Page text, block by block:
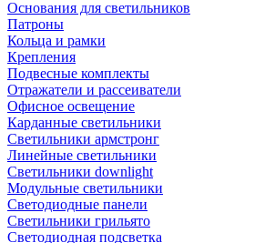
Основания для светильников
Патроны
Кольца и рамки
Крепления
Подвесные комплекты
Отражатели и рассеиватели
Офисное освещение
Карданные светильники
Светильники армстронг
Линейные светильники
Светильники downlight
Модульные светильники
Светодиодные панели
Светильники грильято
Светодиодная подсветка